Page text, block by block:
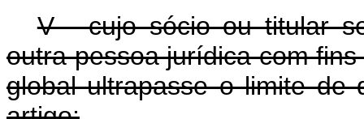
V - cujo sócio ou titular
outra pessoa jurídica com
global ultrapasse o limite